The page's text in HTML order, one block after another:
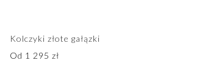
Kolczyki złote gałązki
Od 1 295 zł